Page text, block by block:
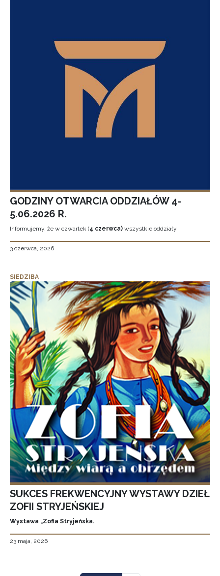
GODZINY OTWARCIA ODDZIAŁÓW 4-
5.06.2026 R.
Informujemy, że w czwartek (4 czerwca) wszystkie oddziały
3 czerwca, 2026
SIEDZIBA
SUKCES FREKWENCYJNY WYSTAWY DZIEŁ
ZOFII STRYJEŃSKIEJ
Wystawa „Zofia Stryjeńska.
23 maja, 2026